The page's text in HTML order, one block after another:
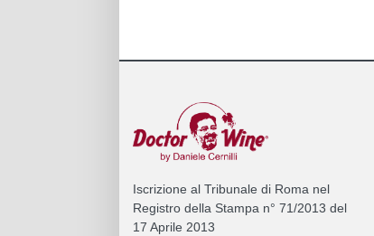
Iscrizione al Tribunale di Roma nel
Registro della Stampa n° 71/2013 del
17 Aprile 2013